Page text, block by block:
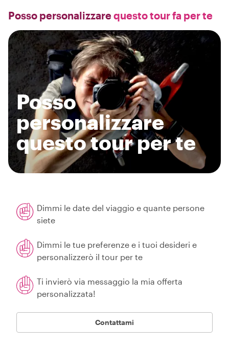
Posso personalizzarequesto tour fa per te
Posso
personalizzare
questo tour per te
Dimmi le date del viaggio e quante persone
siete
Dimmi le tue preferenze e i tuoi desideri e
personalizzerò il tour per te
Ti invierò via messaggio la mia offerta
personalizzata!
Contattami